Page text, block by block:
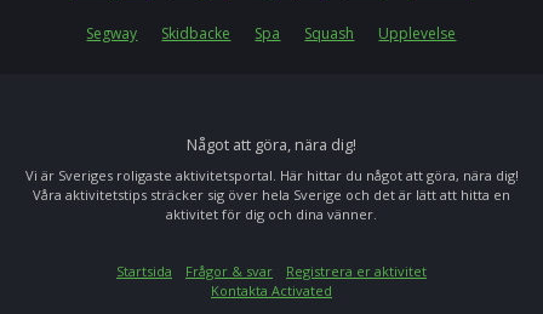
Segway Skidbacke Spa Squash Upplevelse
Något att göra, nära dig!
Vi är Sveriges roligaste aktivitetsportal. Här hittar du något att göra, nära dig!
Våra aktivitetstips sträcker sig över hela Sverige och det är lätt att hitta en
aktivitet för dig och dina vänner.
Startsida Frågor & svar
Registrera er aktivitet
Kontakta Activated